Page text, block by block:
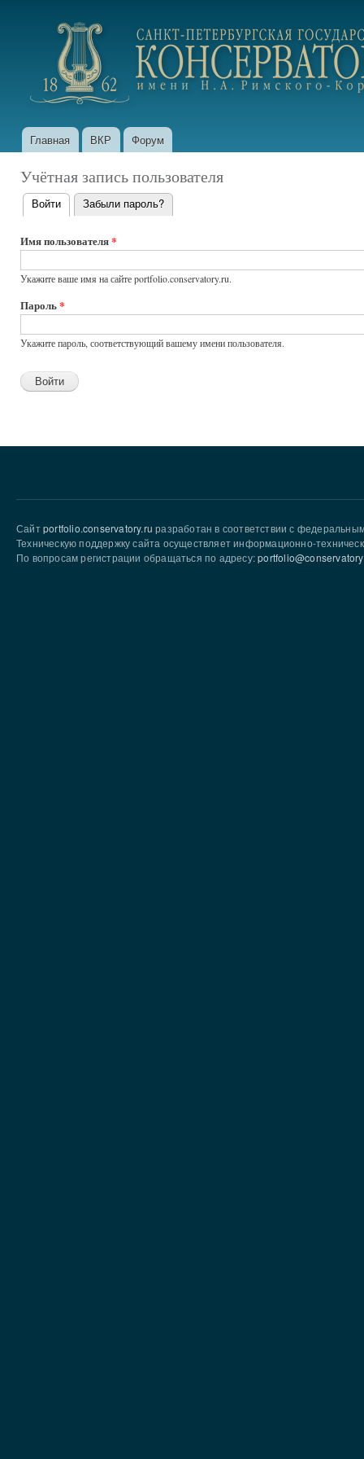
portfolio.conservatory.ru
Главное меню
Главная ВКР Форум
Учётная запись пользователя
Главные
вкладки
Войти (активная вкладка)
Забыли пароль?
Имя пользователя*
Укажите ваше имя на сайте portfolio.conservatory.ru.
Пароль*
Укажите пароль, соответствующий вашему имени пользователя.
Сайтportfolio.conservatory.ru разработан в соответствии с
Техническую поддержку сайта осуществляет информационно-
По вопросам регистрации обращаться по адресу: